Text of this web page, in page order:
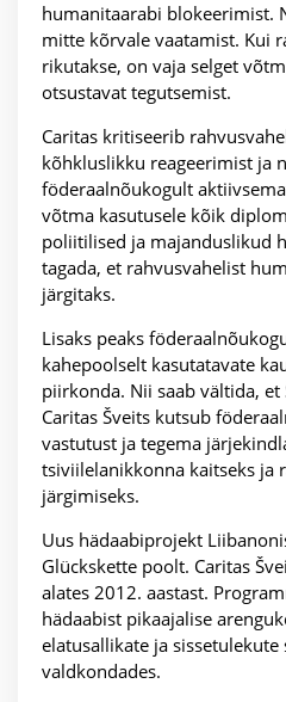
humanitaarabi blokeerimist.
mitte kõrvale vaatamist. Kui
rikutakse, on vaja selget
otsustavat tegutsemist.
Caritas kritiseerib
kõhkluslikku reageerimist ja
föderaalnõukogult
võtma kasutusele kõik
poliitilised ja majanduslikud
tagada, et rahvusvahelist
järgitaks.
Lisaks peaks
kahepoolselt kasutatavate
piirkonda. Nii saab vältida, et
Caritas Šveits kutsub
vastutust ja tegema
tsiviilelanikkonna kaitseks ja
järgimiseks.
Uus hädaabiprojekt
Glückskette poolt. Caritas
alates 2012. aastast.
hädaabist pikaajalise
elatusallikate ja
valdkondades.